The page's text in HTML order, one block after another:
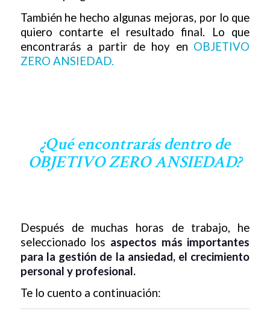
También he hecho algunas mejoras, por lo que
quiero contarte el resultado final. Lo que
encontrarás a partir de hoy en OBJETIVO
ZERO ANSIEDAD.
¿Qué encontrarás dentro de
OBJETIVO ZERO ANSIEDAD?
Después de muchas horas de trabajo, he
seleccionado los aspectos más importantes
para la gestión de la ansiedad, el crecimiento
personal y profesional.
Te lo cuento a continuación: